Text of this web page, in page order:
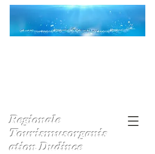
Regionale
Tourismusorganis
ation Dudince